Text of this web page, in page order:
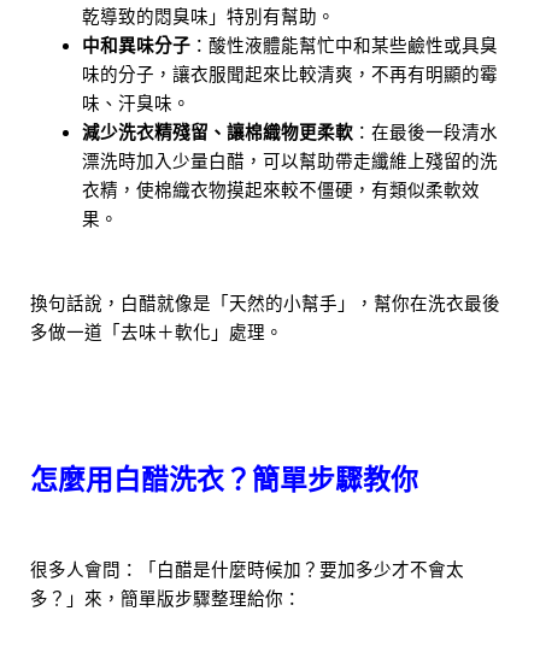
乾導致的悶臭味」特別有幫助。
中和異味分子 ：酸性液體能幫忙中和某些鹼性或具臭
味的分子，讓衣服聞起來比較清爽，不再有明顯的霉
味、汗臭味。
減少洗衣精殘留、讓棉織物更柔軟 ：在最後一段清水
漂洗時加入少量白醋，可以幫助帶走纖維上殘留的洗
衣精，使棉織衣物摸起來較不僵硬，有類似柔軟效
果。
換句話說，白醋就像是「天然的小幫手」，幫你在洗衣最後
多做一道「去味＋軟化」處理。
怎麼用白醋洗衣？簡單步驟教你
很多人會問：「白醋是什麼時候加？要加多少才不會太
多？」來，簡單版步驟整理給你：